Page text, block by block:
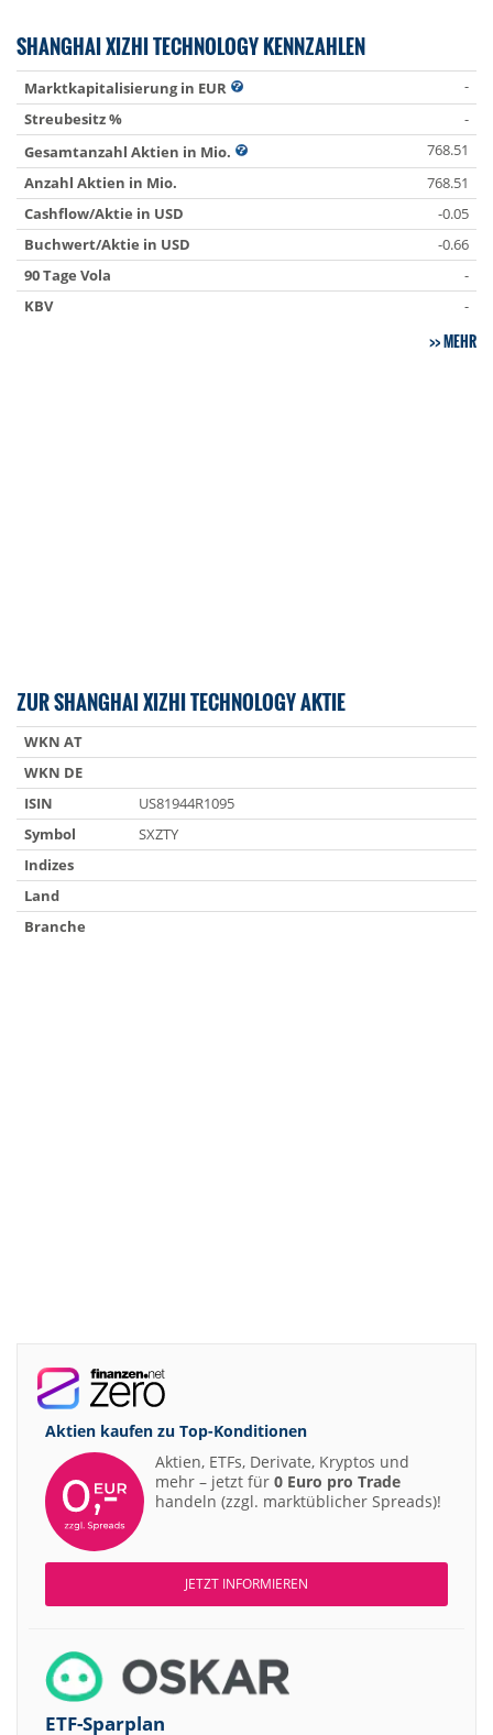
SHANGHAI XIZHI TECHNOLOGY KENNZAHLEN
Marktkapitalisierung in EUR
-
Streubesitz %
-
Gesamtanzahl Aktien in Mio.
768.51
Anzahl Aktien in Mio.
768.51
Cashflow/Aktie in USD
-0.05
Buchwert/Aktie in USD
-0.66
90 Tage Vola
-
KBV
-
MEHR
ZUR SHANGHAI XIZHI TECHNOLOGY AKTIE
WKN AT
WKN DE
ISIN
US81944R1095
Symbol
SXZTY
Indizes
Land
Branche
Aktien kaufen zu Top-Konditionen
Aktien, ETFs, Derivate, Kryptos und
mehr – jetzt für 0 Euro pro Trade
handeln (zzgl. marktüblicher Spreads)!
JETZT INFORMIEREN
ETF-Sparplan